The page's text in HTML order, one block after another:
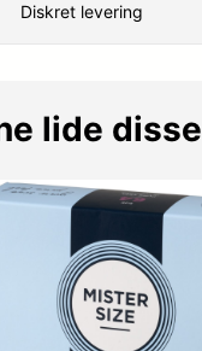
Diskret levering
lide disse